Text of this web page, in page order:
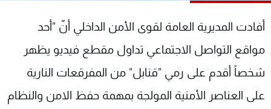
أفادت المديرية العامة لقوى الأمن الداخلي أنّ "أحد
مواقع التواصل الاجتماعي تداول مقطع فيديو يظهر
شخصاً أقدم على رمي "قنابل" من المفرقعات النارية
على العناصر الأمنية المولجة بمهمة حفظ الامن والنظام
جدول البرامج
شاهد البرامج
عن MTV
الإنـتـاج
لاعلاناتكم
وظائف
تواصل معنا
شروط الإسـتخدام